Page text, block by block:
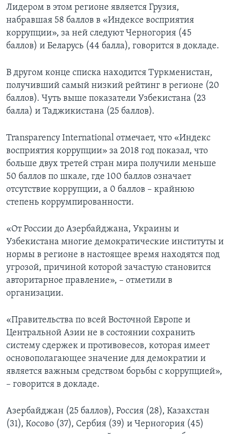
Лидером в этом регионе является Грузия,
набравшая 58 баллов в «Индексе восприятия
коррупции», за ней следуют Черногория (45
баллов) и Беларусь (44 балла), говорится в докладе.
В другом конце списка находится Туркменистан,
получивший самый низкий рейтинг в регионе (20
баллов). Чуть выше показатели Узбекистана (23
балла) и Таджикистана (25 баллов).
Transparency International отмечает, что «Индекс
восприятия коррупции» за 2018 год показал, что
больше двух третей стран мира получили меньше
50 баллов по шкале, где 100 баллов означает
отсутствие коррупции, а 0 баллов – крайнюю
степень коррумпированности.
«От России до Азербайджана, Украины и
Узбекистана многие демократические институты и
нормы в регионе в настоящее время находятся под
угрозой, причиной которой зачастую становится
авторитарное правление», – отметили в
организации.
«Правительства по всей Восточной Европе и
Центральной Азии не в состоянии сохранить
систему сдержек и противовесов, которая имеет
основополагающее значение для демократии и
является важным средством борьбы с коррупцией»,
– говорится в докладе.
Азербайджан (25 баллов), Россия (28), Казахстан
(31), Косово (37), Сербия (39) и Черногория (45)